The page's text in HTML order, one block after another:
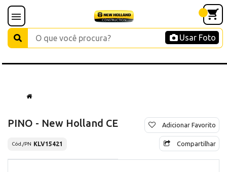
Usar Foto
PINO - New Holland CE
Cód./PN KLV15421
Adicionar Favorito
Compartilhar